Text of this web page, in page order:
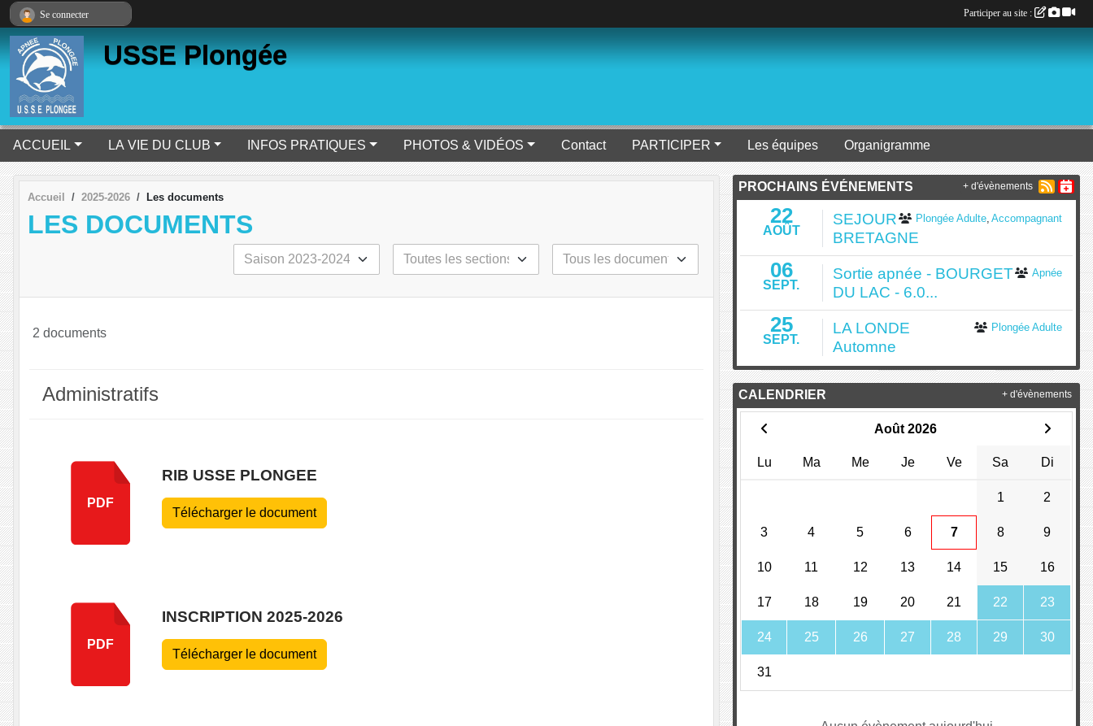
USSE Plongée
ACCUEIL LA VIE DU CLUB INFOS PRATIQUES PHOTOS & VIDÉOS Contact PARTICIPER Les équipes Organigramme
Accueil 2025-2026 Les documents
LES DOCUMENTS
2 documents
Administratifs
PDF
RIB USSE PLONGEE
Télécharger le document
PDF
INSCRIPTION 2025-2026
Télécharger le document
PROCHAINS ÉVÉNEMENTS
22
AOÛT
Plongée Adulte Accompagnant
SEJOUR
BRETAGNE
06
SEPT.
Apnée
Sortie apnée - BOURGET
DU LAC - 6.0...
25
SEPT.
Plongée Adulte
LA LONDE
Automne
+ d'évènements
CALENDRIER
Août 2026
Lu Ma Me Je Ve Sa Di
1 2
3 4 5 6 7 8 9
10 11 12 13 14 15 16
17 18 19 20 21 22 23
24 25 26 27 28 29 30
31
+ d'évènements
Se connecter Participer au site :
Panneau de gestion des cookies